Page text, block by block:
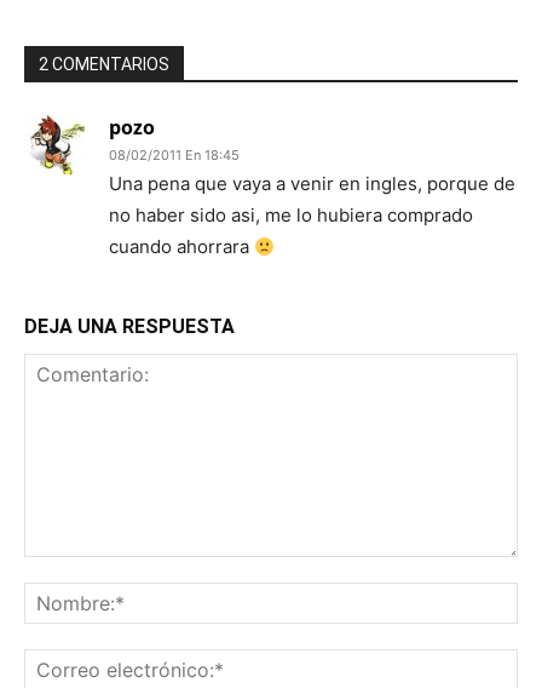
2 COMENTARIOS
pozo
08/02/2011 En 18:45
Una pena que vaya a venir en ingles, porque de
no haber sido asi, me lo hubiera comprado
cuando ahorrara
DEJA UNA RESPUESTA